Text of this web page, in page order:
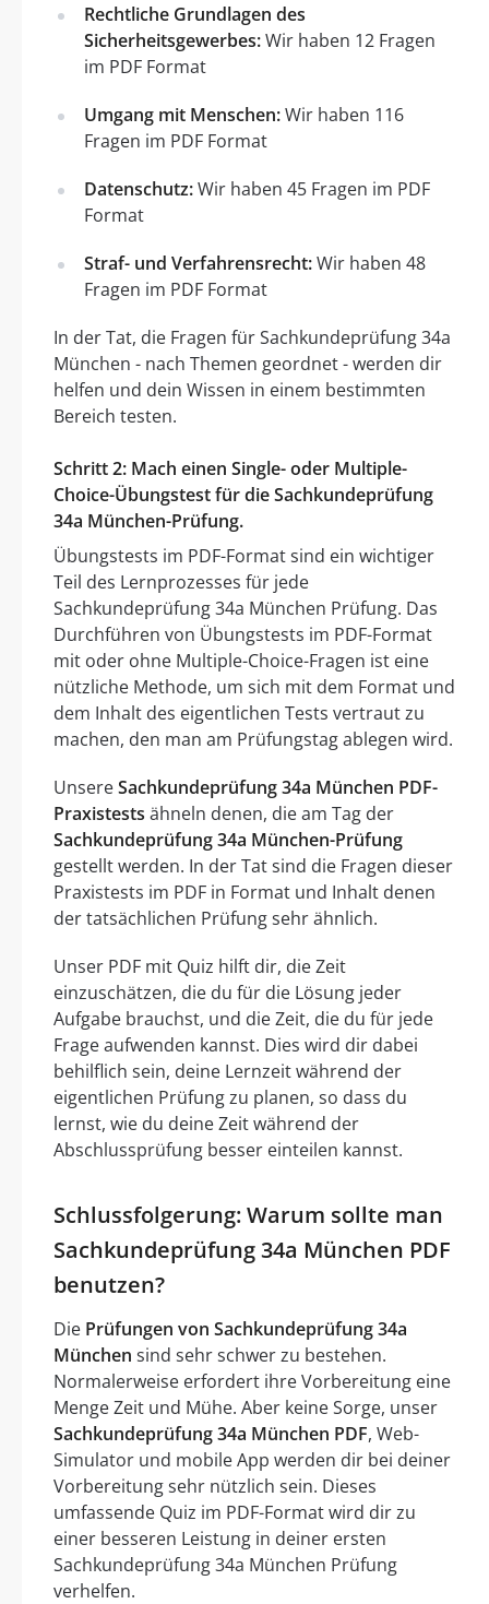
Rechtliche Grundlagen des
Sicherheitsgewerbes:Wir haben 12 Fragen
im PDF Format
Umgang mit Menschen:Wir haben 116
Fragen im PDF Format
Datenschutz:Wir haben 45 Fragen im PDF
Format
Straf- und Verfahrensrecht:Wir haben 48
Fragen im PDF Format
In der Tat, die Fragen für Sachkundeprüfung 34a
München - nach Themen geordnet - werden dir
helfen und dein Wissen in einem bestimmten
Bereich testen.
Schritt 2: Mach einen Single- oder Multiple-
Choice-Übungstest für die Sachkundeprüfung
34a München-Prüfung.
Übungstests im PDF-Format sind ein wichtiger
Teil des Lernprozesses für jede
Sachkundeprüfung 34a München Prüfung. Das
Durchführen von Übungstests im PDF-Format
mit oder ohne Multiple-Choice-Fragen ist eine
nützliche Methode, um sich mit dem Format und
dem Inhalt des eigentlichen Tests vertraut zu
machen, den man am Prüfungstag ablegen wird.
UnsereSachkundeprüfung 34a München PDF-
Praxistests ähneln denen, die am Tag der
Sachkundeprüfung 34a München-Prüfung
gestellt werden. In der Tat sind die Fragen dieser
Praxistests im PDF in Format und Inhalt denen
der tatsächlichen Prüfung sehr ähnlich.
Unser PDF mit Quiz hilft dir, die Zeit
einzuschätzen, die du für die Lösung jeder
Aufgabe brauchst, und die Zeit, die du für jede
Frage aufwenden kannst. Dies wird dir dabei
behilflich sein, deine Lernzeit während der
eigentlichen Prüfung zu planen, so dass du
lernst, wie du deine Zeit während der
Abschlussprüfung besser einteilen kannst.
Schlussfolgerung: Warum sollte man
Sachkundeprüfung 34a München PDF
benutzen?
Die Prüfungen von Sachkundeprüfung 34a
München sind sehr schwer zu bestehen.
Normalerweise erfordert ihre Vorbereitung eine
Menge Zeit und Mühe. Aber keine Sorge, unser
Sachkundeprüfung 34a München PDF, Web-
Simulator und mobile App werden dir bei deiner
Vorbereitung sehr nützlich sein. Dieses
umfassende Quiz im PDF-Format wird dir zu
einer besseren Leistung in deiner ersten
Sachkundeprüfung 34a München Prüfung
verhelfen.